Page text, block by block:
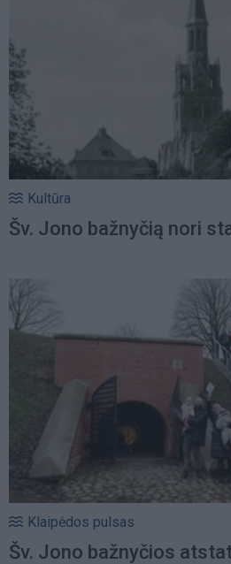
Kultūra
Šv. Jono bažnyčią nori
Klaipėdos pulsas
Šv. Jono bažnyčios